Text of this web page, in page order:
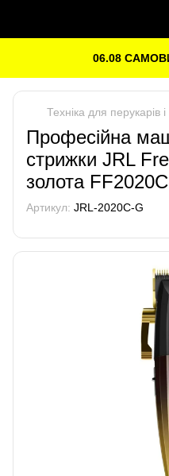
06.08
Техніка для перукарів
Професійна
стрижки JRL
золота
Артикул: JRL-2020C-G